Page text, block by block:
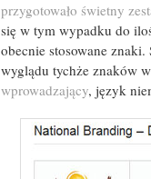
przygotowało świetny
się w tym wypadku do
obecnie stosowane
wyglądu tychże znaków
wprowadzający, język